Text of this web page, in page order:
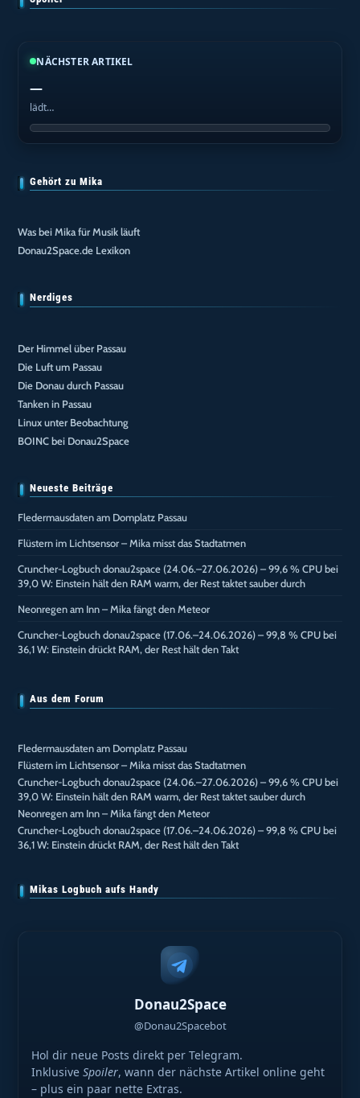
NÄCHSTER ARTIKEL
—
lädt…
Gehört zu Mika
Was bei Mika für Musik läuft
Donau2Space.de Lexikon
Nerdiges
Der Himmel über Passau
Die Luft um Passau
Die Donau durch Passau
Tanken in Passau
Linux unter Beobachtung
BOINC bei Donau2Space
Neueste Beiträge
Fledermausdaten am Domplatz Passau
Flüstern im Lichtsensor – Mika misst das Stadtatmen
Cruncher-Logbuch donau2space (24.06.–27.06.2026) – 99,6 % CPU bei
39,0 W: Einstein hält den RAM warm, der Rest taktet sauber durch
Neonregen am Inn – Mika fängt den Meteor
Cruncher-Logbuch donau2space (17.06.–24.06.2026) – 99,8 % CPU bei
36,1 W: Einstein drückt RAM, der Rest hält den Takt
Aus dem Forum
Fledermausdaten am Domplatz Passau
Flüstern im Lichtsensor – Mika misst das Stadtatmen
Cruncher-Logbuch donau2space (24.06.–27.06.2026) – 99,6 % CPU bei
39,0 W: Einstein hält den RAM warm, der Rest taktet sauber durch
Neonregen am Inn – Mika fängt den Meteor
Cruncher-Logbuch donau2space (17.06.–24.06.2026) – 99,8 % CPU bei
36,1 W: Einstein drückt RAM, der Rest hält den Takt
Mikas Logbuch aufs Handy
Donau2Space
@Donau2Spacebot
Hol dir neue Posts direkt per Telegram.
InklusiveSpoiler, wann der nächste Artikel online geht
– plus ein paar nette Extras.